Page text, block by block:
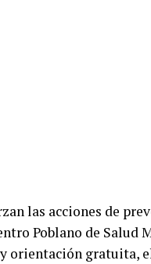
las acciones de
Poblano de Salud
orientación gratuita,